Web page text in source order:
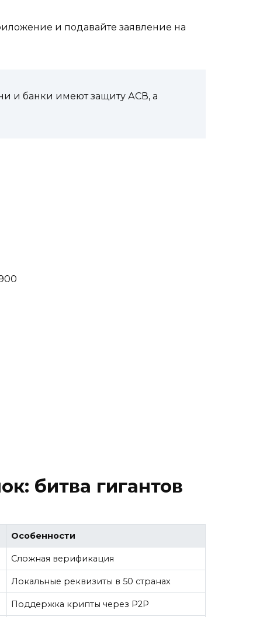
и подавайте заявление на
и банки имеют защиту АСВ, а
битва гигантов
Особенности
Сложная верификация
Локальные реквизиты в 50 странах
Поддержка крипты через P2P